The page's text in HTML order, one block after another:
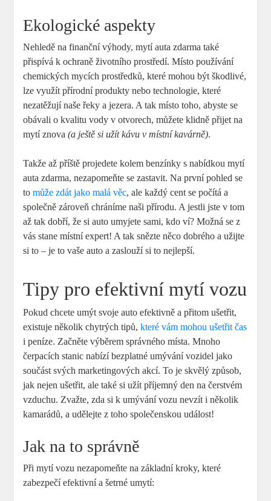
Ekologické aspekty
Nehledě na finanční⁣ výhody, mytí auta zdarma⁤ také
‌přispívá k ochraně životního prostředí. Místo používání
chemických mycích prostředků, které mohou být škodlivé,
lze ⁣využít přírodní produkty nebo​ technologie, které
nezatěžují⁤ naše řeky a jezera. ⁢A tak místo toho,⁤ abyste se
obávali o ⁣kvalitu vody v otvorech, můžete klidně přijet na
mytí znova(a ještě si užít kávu v místní kavárně).
Takže až příště projedete kolem benzínky s nabídkou mytí
auta zdarma, nezapomeňte se zastavit. Na⁤ první pohled⁢ se
tomůže zdát jako malá věc, ale ⁤každý ⁣cent se počítá a
společně zároveň chráníme naši přírodu. A jestli jste v tom
až tak dobří, že ⁤si auto umyjete sami, ⁣kdo ví? Možná se z
vás stane místní expert! A tak snězte něco‌ dobrého a užijte
si to – je to vaše auto a zaslouží si to nejlepší.
Tipy pro efektivní mytí vozu
Pokud chcete umýt svoje‌ auto efektivně ​a přitom ušetřit,​
existuje⁣ několik‌ chytrých tipů,které vám mohou ušetřit čas
i ‌peníze. Začněte výběrem⁣ správného místa. Mnoho
čerpacích stanic nabízí‍ bezplatné umývání ‍vozidel jako
součást svých marketingových akcí. To je skvělý způsob,
jak nejen​ ušetřit, ale také si užít příjemný den na čerstvém
vzduchu. Zvažte, zda si ⁤k umývání vozu nevzít i několik
kamarádů, a‍ udělejte z toho společenskou událost!
Jak na to správně
Při ‍mytí vozu⁤ nezapomeňte na⁣ základní kroky,​ které
⁣zabezpečí ‌efektivní a šetrné umytí: